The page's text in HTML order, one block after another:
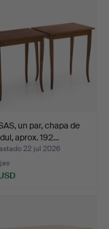
un par, chapa de
aprox. 192…
22 jul 2026